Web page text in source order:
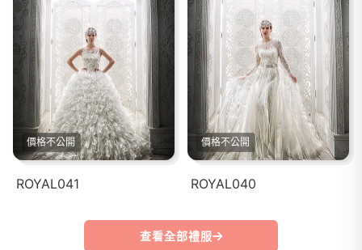
價格不公開
ROYAL041
價格不公開
ROYAL040
查看全部禮服